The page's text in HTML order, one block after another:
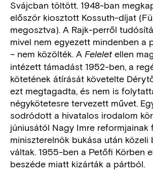
Svájcban töltött. 1948-ban
először kiosztott Kossuth-díjat
megosztva). A Rajk-perről
mivel nem egyezett mindenben a
– nem közölték. A Feleletellen
intézett támadást 1952-ben, a
kötetének átírását követelte
ezt megtagadta, és nem is
négykötetesre tervezett művet.
sodródott a hivatalos irodalom
júniusától Nagy Imre reformjainak
miniszterelnök bukása után közeli
váltak. 1955-ben a Petőfi Körben
beszéde miatt kizárták a pártból.